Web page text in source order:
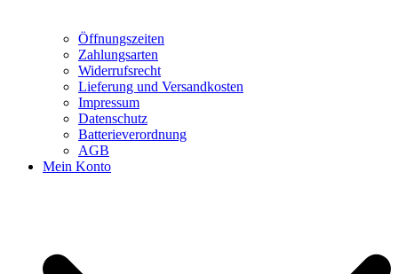
Öffnungszeiten
Zahlungsarten
Widerrufsrecht
Lieferung und Versandkosten
Impressum
Datenschutz
Batterieverordnung
AGB
Mein Konto